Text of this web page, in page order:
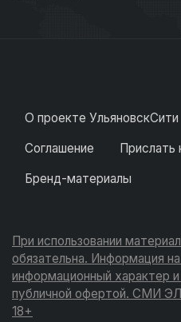
О проекте УльяновскСити
Соглашение
Прислать
Бренд-материалы
При использовании
обязательна. Информация
информационный характер и
публичной офертой. СМИ
18+